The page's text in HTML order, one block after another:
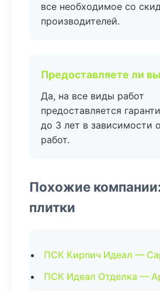
все необходимое со
производителей.
Предоставляете ли
Да, на все виды работ
предоставляется
до 3 лет в зависимости
работ.
Похожие
плитки
ПСК Кирпич Идеал —
ПСК Идеал Отделка —